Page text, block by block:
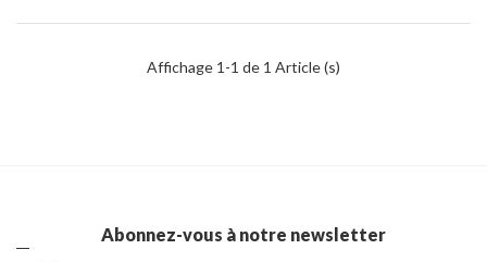
Affichage 1-1 de 1 Article (s)
Abonnez-vous à notre newsletter